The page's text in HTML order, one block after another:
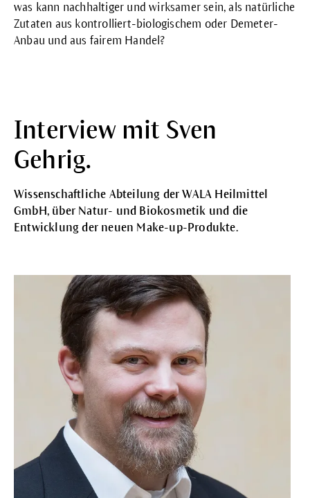
was kann nachhaltiger und wirksamer sein, als natürliche
Zutaten aus kontrolliert-biologischem oder Demeter-
Anbau und aus fairem Handel?
Interview mit Sven
Gehrig.
Wissenschaftliche Abteilung der WALA Heilmittel
GmbH, über Natur- und Biokosmetik und die
Entwicklung der neuen Make-up-Produkte.